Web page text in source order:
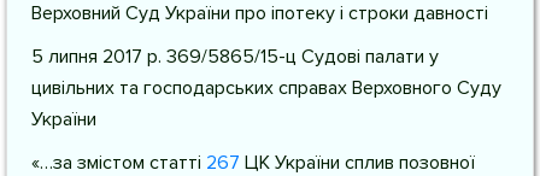
Верховний Суд України про іпотеку і строки давності
5 липня 2017 р. 369/5865/15-ц Судові палати у
цивільних та господарських справах Верховного Суду
України
«…за змістом статті 267 ЦК України сплив позовної